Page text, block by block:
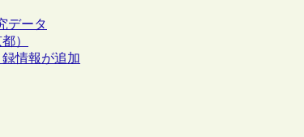
データ
）
情報が追加